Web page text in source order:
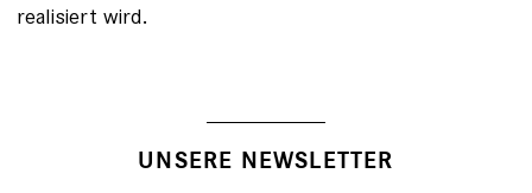
realisiert wird.
UNSERE NEWSLETTER